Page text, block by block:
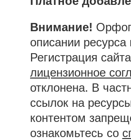
Внимание!
описании
Регистрация
лицензионное
отклонена. В
ссылок на
контентом
ознакомьтесь со